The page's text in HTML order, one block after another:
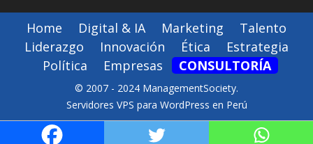
Home Digital & IA Marketing
Talento
Liderazgo
Innovación Ética
Estrategia
Política
Empresas CONSULTORÍA
© 2007 - 2024 ManagementSociety.
Servidores VPS para WordPress en Perú